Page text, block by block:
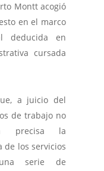
Montt acogió
en el marco
deducida en
cursada
a juicio del
de trabajo no
precisa la
los servicios
serie de